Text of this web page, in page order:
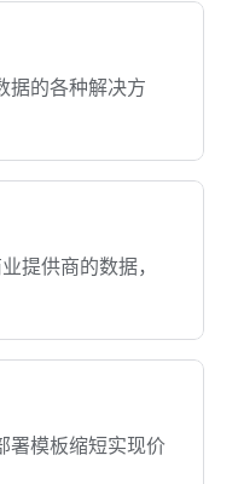
据的各种解决方
提供商的数据，
署模板缩短实现价